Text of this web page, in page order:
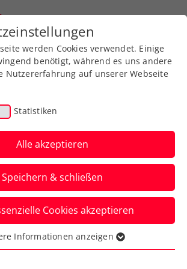
Newsübersicht
Wells: Tagger
für den
für die ÖTV-
die im WTA-Ranking als 119.
den Top 100 klopft.
Wachta, 02.03.2026
werden Cookies verwendet. Einige
benötigt, während es uns andere
Nutzererfahrung auf unserer Webseite
Statistiken
Alle akzeptieren
Speichern & schließen
Cookies akzeptieren
werden für grundlegende
Informationen anzeigen